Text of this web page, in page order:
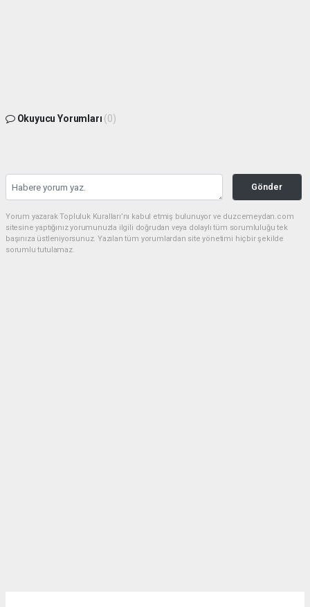
Okuyucu Yorumları (0)
Gönder
Yorum yazarak Topluluk Kuralları’nı kabul etmiş bulunuyor ve duzcemeydan.com
sitesine yaptığınız yorumunuzla ilgili doğrudan veya dolaylı tüm sorumluluğu tek
başınıza üstleniyorsunuz. Yazılan tüm yorumlardan site yönetimi hiçbir şekilde
sorumlu tutulamaz.